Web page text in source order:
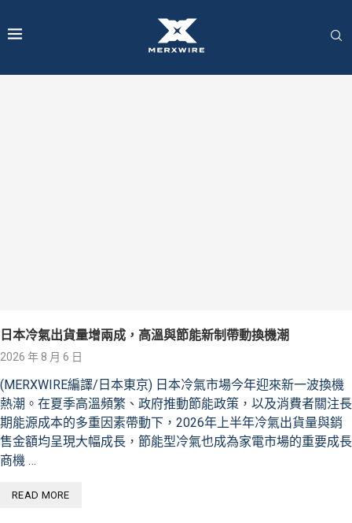
日本冷氣出貨量增兩成，高溫與節能新制帶動換機潮
2026 年 8 月 6 日
(MERXWIRE編譯/日本東京) 日本冷氣市場今年迎來新一波換機
熱潮。在夏季高溫頻繁、政府推動節能政策，以及消費者關注長
期能源成本的多重因素帶動下，2026年上半年冷氣出貨量與銷
售金額均呈現大幅成長，節能型冷氣也成為家電市場的重要成長
商機 …
READ MORE